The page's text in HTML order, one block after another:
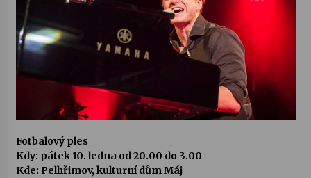
odkaz Josefa Čapka
Varhanní recitál Michala Novenka v Klášteře
3. 7. 2026
Petr Adamec – Malovaný svět
Fotbalový ples
Kdy: pátek 10. ledna od 20.00 do 3.00
Kde: Pelhřimov, kulturní dům Máj